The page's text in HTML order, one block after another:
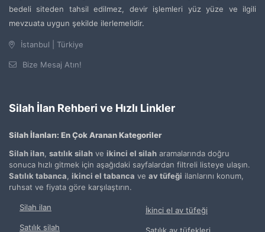
bedeli siteden tahsil edilmez, devir işlemleri yüz yüze ve ilgili
mevzuata uygun şekilde ilerlemelidir.
İstanbul | Türkiye
Bize Mesaj Atın!
Silah İlan Rehberi ve Hızlı Linkler
Silah İlanları: En Çok Aranan Kategoriler
Silah ilan satılık silah ve ikinci el silah aramalarında doğru
sonuca hızlı gitmek için aşağıdaki sayfalardan filtreli listeye ulaşın.
Satılık tabanca ikinci el tabanca ve av tüfeği ilanlarını konum,
ruhsat ve fiyata göre karşılaştırın.
Silah ilan
Satılık silah
İkinci el av tüfeği